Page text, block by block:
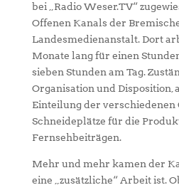
bei „Radio Weser.TV“
Offenen Kanals der
Landesmedienanstalt. Dort
Monate lang für einen
sieben Stunden am Tag.
Organisation und Disposition,
Einteilung der verschiedenen
Schneideplätze für die
Fernsehbeiträgen.
Mehr und mehr kamen der
eine „zusätzliche“ Arbeit ist.